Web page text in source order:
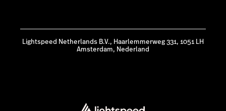
Lightspeed Netherlands B.V., Haarlemmerweg 331, 1051 LH
Amsterdam, Nederland